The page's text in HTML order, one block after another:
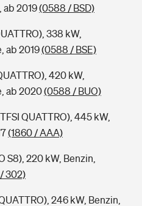
2019(0588 / BSD)
338 kW,
ab 2019(0588 / BSE)
420 kW,
ab 2020(0588 / BUO)
QUATTRO), 445 kW,
(1860 / AAA)
S8), 220 kW, Benzin,
302)
246 kW, Benzin,